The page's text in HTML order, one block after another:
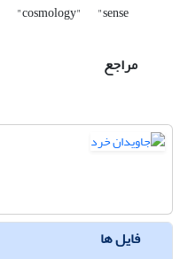
"cosmology" "sense
مراجع
فایل ها